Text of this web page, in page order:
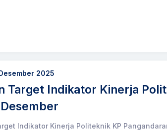
2025
Target Indikator Kinerja
Indikator Kinerja Politeknik KP